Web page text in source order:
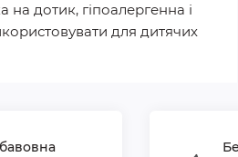
на дотик, гіпоалергенна і
для дитячих